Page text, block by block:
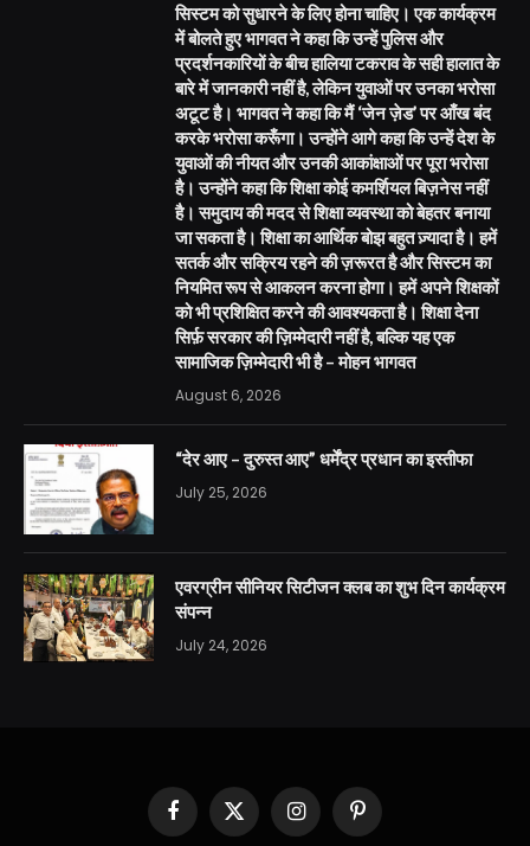
सिस्टम को सुधारने के लिए होना चाहिए। एक कार्यक्रम
में बोलते हुए भागवत ने कहा कि उन्हें पुलिस और
प्रदर्शनकारियों के बीच हालिया टकराव के सही हालात के
बारे में जानकारी नहीं है, लेकिन युवाओं पर उनका भरोसा
अटूट है। भागवत ने कहा कि मैं ‘जेन ज़ेड’ पर आँख बंद
करके भरोसा करूँगा। उन्होंने आगे कहा कि उन्हें देश के
युवाओं की नीयत और उनकी आकांक्षाओं पर पूरा भरोसा
है। उन्होंने कहा कि शिक्षा कोई कमर्शियल बिज़नेस नहीं
है। समुदाय की मदद से शिक्षा व्यवस्था को बेहतर बनाया
जा सकता है। शिक्षा का आर्थिक बोझ बहुत ज़्यादा है। हमें
सतर्क और सक्रिय रहने की ज़रूरत है और सिस्टम का
नियमित रूप से आकलन करना होगा। हमें अपने शिक्षकों
को भी प्रशिक्षित करने की आवश्यकता है। शिक्षा देना
सिर्फ़ सरकार की ज़िम्मेदारी नहीं है, बल्कि यह एक
सामाजिक ज़िम्मेदारी भी है – मोहन भागवत
August 6, 2026
“देर आए – दुरुस्त आए” धर्मेंद्र प्रधान का इस्तीफा
July 25, 2026
एवरग्रीन सीनियर सिटीजन क्लब का शुभ दिन कार्यक्रम
संपन्न
July 24, 2026
FacebookX
InstagramPinterest